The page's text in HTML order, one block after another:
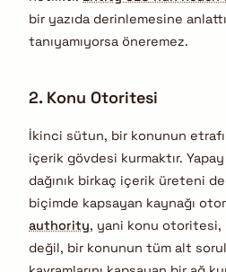
bir yazıda derinlemesine
tanıyamıyorsa öneremez.
2. Konu Otoritesi
İkinci sütun, bir konunun
içerik gövdesi kurmaktır.
dağınık birkaç içerik üreteni
biçimde kapsayan kaynağı
authority, yani konu otoritesi,
değil, bir konunun tüm alt